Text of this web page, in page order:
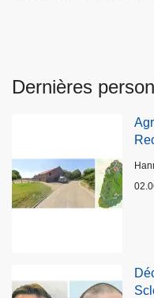
Dernières